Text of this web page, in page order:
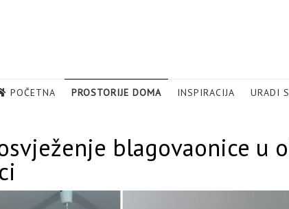
POČETNA PROSTORIJE DOMA INSPIRACIJA URADI
blagovaonice u